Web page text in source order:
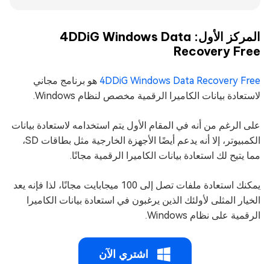
المركز الأول: 4DDiG Windows Data
Recovery Free
4DDiG Windows Data Recovery Free هو برنامج مجاني
لاستعادة بيانات الكاميرا الرقمية مخصص لنظام Windows.
على الرغم من أنه في المقام الأول يتم استخدامه لاستعادة بيانات
الكمبيوتر، إلا أنه يدعم أيضًا الأجهزة الخارجية مثل بطاقات SD،
مما يتيح لك استعادة بيانات الكاميرا الرقمية مجانًا.
يمكنك استعادة ملفات تصل إلى 100 ميجابايت مجانًا، لذا فإنه يعد
الخيار المثلى لأولئك الذين يرغبون في استعادة بيانات الكاميرا
الرقمية على نظام Windows.
اشتري الآن